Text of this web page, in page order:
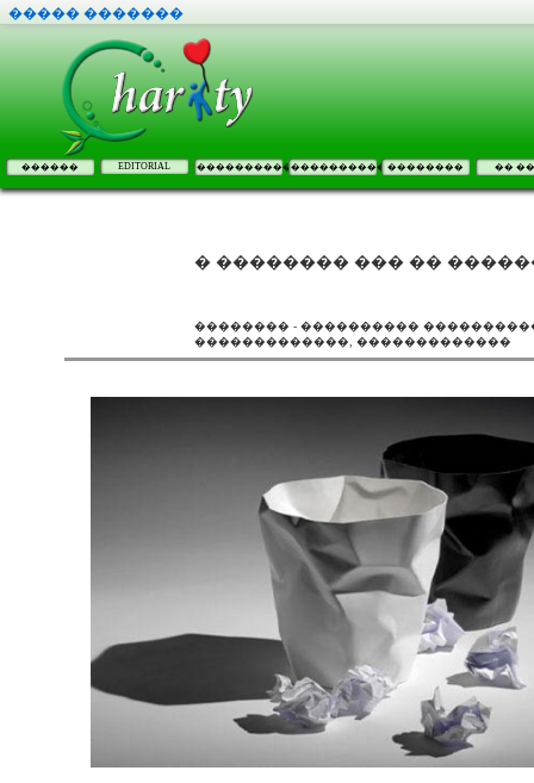
����� �������
������ EDITORIAL �������������������� �������� ��
� �������� ��� ��
�������� - ����������
�������������, �������������